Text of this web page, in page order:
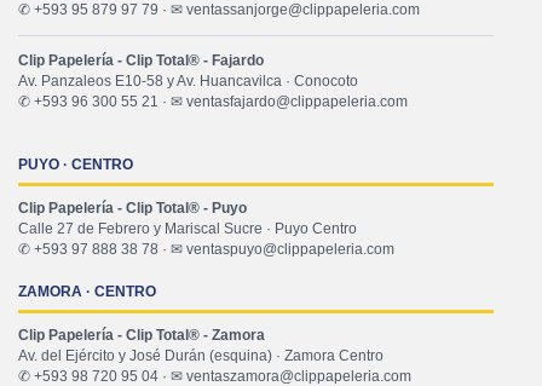
✆ +593 95 879 97 79 · ✉ ventassanjorge@clippapeleria.com
Clip Papelería - Clip Total® - Fajardo
Av. Panzaleos E10-58 y Av. Huancavilca · Conocoto
✆ +593 96 300 55 21 · ✉ ventasfajardo@clippapeleria.com
PUYO · CENTRO
Clip Papelería - Clip Total® - Puyo
Calle 27 de Febrero y Mariscal Sucre · Puyo Centro
✆ +593 97 888 38 78 · ✉ ventaspuyo@clippapeleria.com
ZAMORA · CENTRO
Clip Papelería - Clip Total® - Zamora
Av. del Ejército y José Durán (esquina) · Zamora Centro
✆ +593 98 720 95 04 · ✉ ventaszamora@clippapeleria.com